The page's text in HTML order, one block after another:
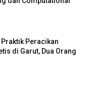
Peracikan
di Garut, Dua Orang